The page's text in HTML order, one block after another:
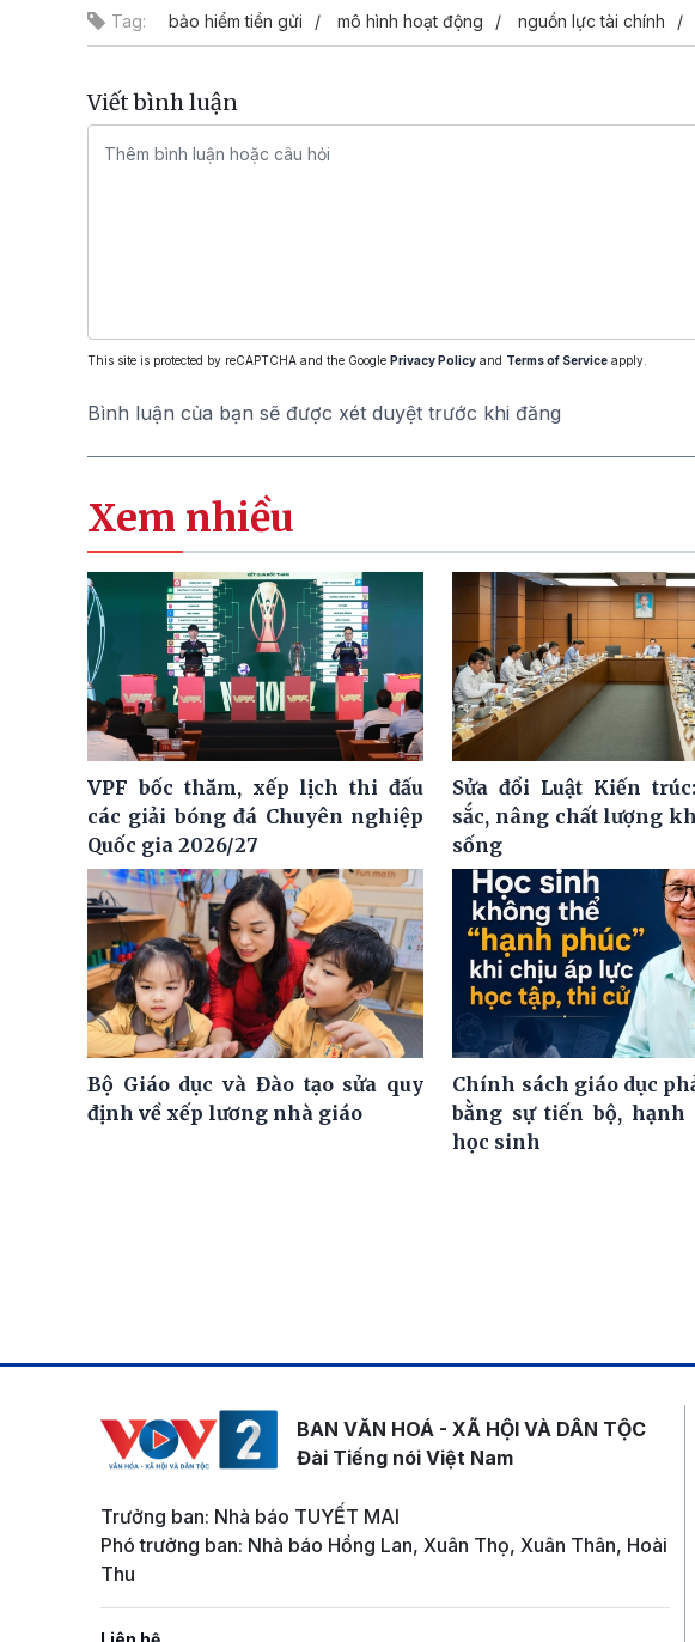
Tag: bảo hiểm tiền gửi mô hình hoạt động nguồn lực tài chính
Viết bình luận
This site is protected by reCAPTCHA and the Google Privacy Policy and Terms of Service apply.
Bình luận của bạn sẽ được xét duyệt trước khi đăng
Xem nhiều
VPF bốc thăm, xếp lịch thi đấu
các giải bóng đá Chuyên nghiệp
Quốc gia 2026/27
Sửa đổi Luật Kiến
sắc, nâng chất lượng
sống
Bộ Giáo dục và Đào tạo sửa quy
định về xếp lương nhà giáo
Chính sách giáo dục
bằng sự tiến bộ, hạnh
học sinh
BAN VĂN HOÁ - XÃ HỘI VÀ DÂN TỘC
Đài Tiếng nói Việt Nam
Trưởng ban: Nhà báo TUYẾT MAI
Phó trưởng ban: Nhà báo Hồng Lan, Xuân Thọ, Xuân Thân, Hoài
Thu